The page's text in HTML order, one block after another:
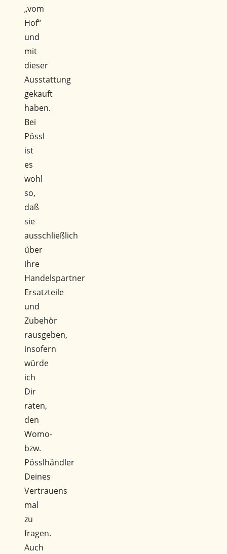
„vom
Hof“
und
mit
dieser
Ausstattung
gekauft
haben.
Bei
Pössl
ist
es
wohl
so,
daß
sie
ausschließlich
über
ihre
Handelspartner
Ersatzteile
und
Zubehör
rausgeben,
insofern
würde
ich
Dir
raten,
den
Womo-
bzw.
Pösslhändler
Deines
Vertrauens
mal
zu
fragen.
Auch